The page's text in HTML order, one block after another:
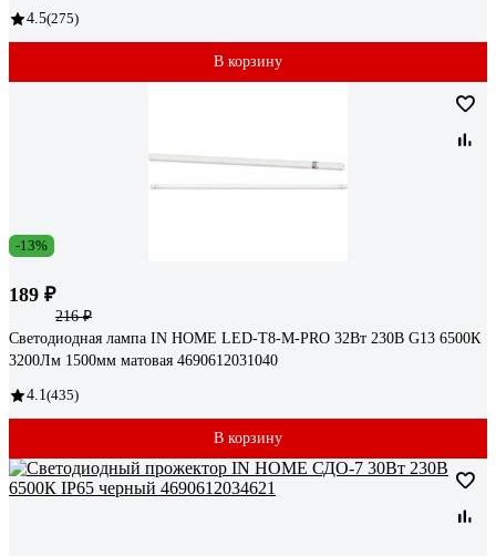
4.5(275)
В корзину
-13%
189 ₽
216 ₽
Светодиодная лампа IN HOME LED-T8-М-PRO 32Вт 230В G13 6500К
3200Лм 1500мм матовая 4690612031040
4.1(435)
В корзину